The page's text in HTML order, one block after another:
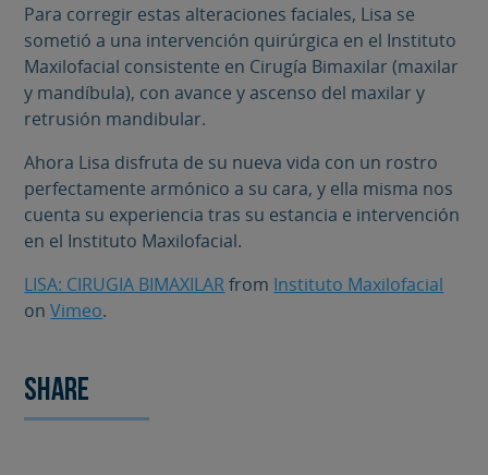
Para corregir estas alteraciones faciales, Lisa se
sometió a una intervención quirúrgica en el Instituto
Maxilofacial consistente en Cirugía Bimaxilar (maxilar
y mandíbula), con avance y ascenso del maxilar y
retrusión mandibular.
Ahora Lisa disfruta de su nueva vida con un rostro
perfectamente armónico a su cara, y ella misma nos
cuenta su experiencia tras su estancia e intervención
en el Instituto Maxilofacial.
LISA: CIRUGIA BIMAXILARfrom Instituto Maxilofacial
onVimeo.
Share